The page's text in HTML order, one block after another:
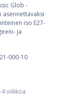
Glob -
iso E27-
ja
000-10
viikkoa